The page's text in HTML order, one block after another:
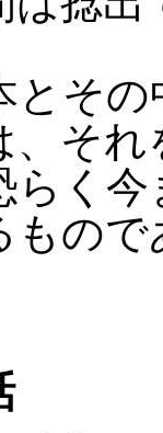
その
、そ
らく
もの